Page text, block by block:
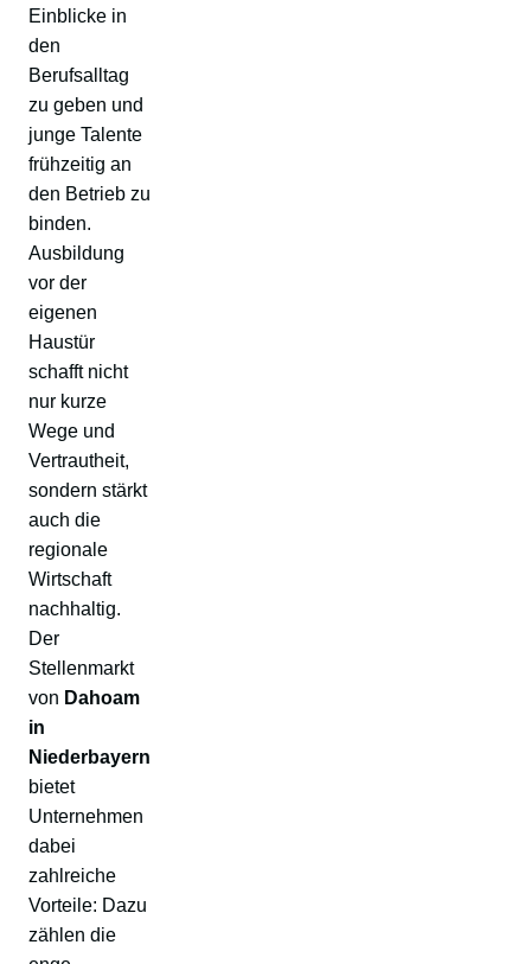
Einblicke in
den
Berufsalltag
zu geben und
junge Talente
frühzeitig an
den Betrieb zu
binden.
Ausbildung
vor der
eigenen
Haustür
schafft nicht
nur kurze
Wege und
Vertrautheit,
sondern stärkt
auch die
regionale
Wirtschaft
nachhaltig.
Der
Stellenmarkt
von Dahoam
in
Niederbayern
bietet
Unternehmen
dabei
zahlreiche
Vorteile: Dazu
zählen die